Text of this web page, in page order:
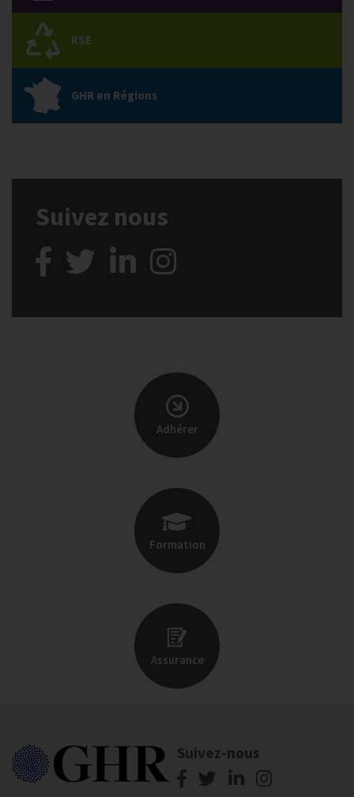
RSE
GHR en Régions
Suivez nous
Adhérer
Formation
Assurance
Suivez-nous